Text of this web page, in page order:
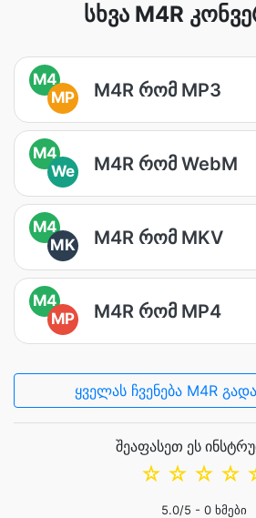
სხვა M4R
M4
MP
M4R რომ MP3
M4
We
M4R რომ WebM
M4
MK
M4R რომ MKV
M4
MP
M4R რომ MP4
ყველას ჩვენება M4R
შეაფასეთ ეს
☆
☆
☆
☆
5.0/5 - 0 ხმები